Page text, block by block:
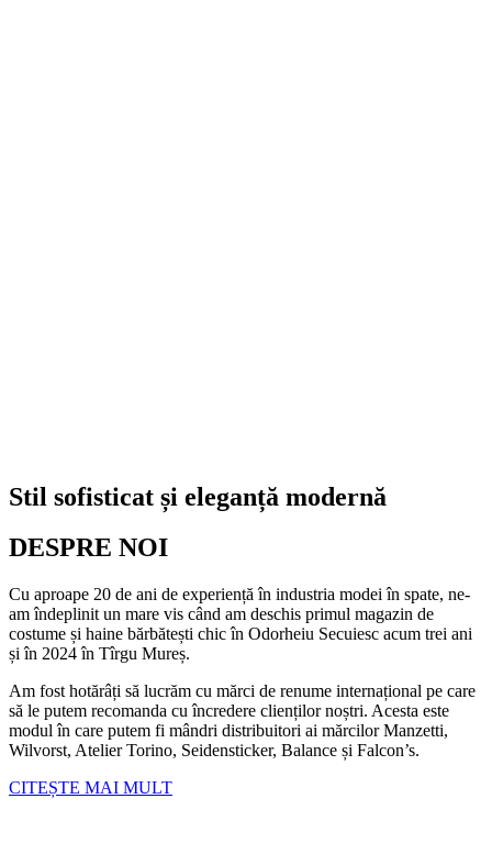
Stil sofisticat și eleganță modernă
DESPRE NOI
Cu aproape 20 de ani de experiență în industria modei în spate, ne-
am îndeplinit un mare vis când am deschis primul magazin de
costume și haine bărbătești chic în Odorheiu Secuiesc acum trei ani
și în 2024 în Tîrgu Mureș.
Am fost hotărâți să lucrăm cu mărci de renume internațional pe care
să le putem recomanda cu încredere clienților noștri. Acesta este
modul în care putem fi mândri distribuitori ai mărcilor Manzetti,
Wilvorst, Atelier Torino, Seidensticker, Balance și Falcon’s.
CITEȘTE MAI MULT